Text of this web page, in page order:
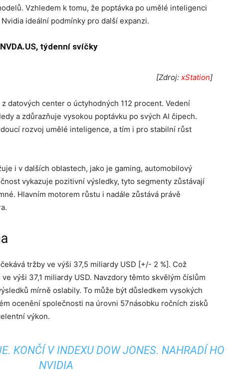
Vzhledem k tomu, že poptávka po umělé inteligenci
ideální podmínky pro další expanzi.
týdenní svíčky
[Zdroj: xStation]
datových center o úctyhodných 112 procent. Vedení
a zdůrazňuje vysokou poptávku po svých AI čipech.
rozvoj umělé inteligence, a tím i pro stabilní růst
i v dalších oblastech, jako je gaming, automobilový
vykazuje pozitivní výsledky, tyto segmenty zůstávají
Hlavním motorem růstu i nadále zůstává právě
tržby ve výši 37,5 miliardy USD [+/- 2 %]. Což
výši 37,1 miliardy USD. Navzdory těmto skvělým číslům
mírně oslabily. To může být důsledkem vysokých
ocenění společnosti na úrovni 57násobku ročních zisků
výkon.
KONČÍ V INDEXU DOW JONES. NAHRADÍ HO
NVIDIA